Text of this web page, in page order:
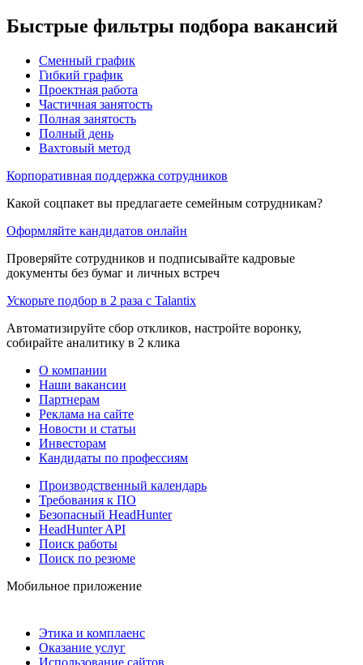
Быстрые фильтры подбора вакансий
Сменный график
Гибкий график
Проектная работа
Частичная занятость
Полная занятость
Полный день
Вахтовый метод
Корпоративная поддержка сотрудников
Какой соцпакет вы предлагаете семейным сотрудникам?
Оформляйте кандидатов онлайн
Проверяйте сотрудников и подписывайте кадровые
документы без бумаг и личных встреч
Ускорьте подбор в 2 раза с Talantix
Автоматизируйте сбор откликов, настройте воронку,
собирайте аналитику в 2 клика
О компании
Наши вакансии
Партнерам
Реклама на сайте
Новости и статьи
Инвесторам
Кандидаты по профессиям
Производственный календарь
Требования к ПО
Безопасный HeadHunter
HeadHunter API
Поиск работы
Поиск по резюме
Мобильное приложение
Этика и комплаенс
Оказание услуг
Использование сайтов